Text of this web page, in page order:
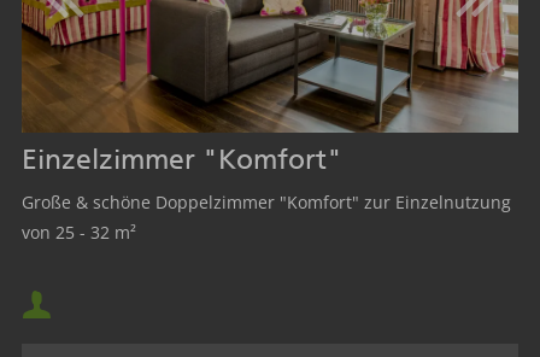
Einzelzimmer "Komfort"
Große & schöne Doppelzimmer "Komfort" zur Einzelnutzung
von 25 - 32 m²
Mindestbelegung: